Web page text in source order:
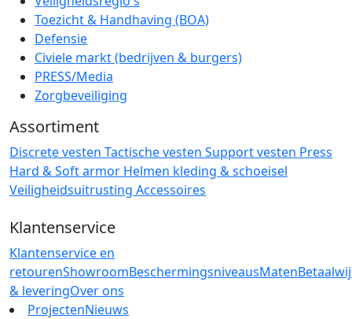
Toezicht & Handhaving (BOA)
Defensie
Civiele markt (bedrijven & burgers)
PRESS/Media
Zorgbeveiliging
Assortiment
Discrete vesten Tactische vesten Support vesten Press
Hard & Soft armor Helmen kleding & schoeisel
Veiligheidsuitrusting Accessoires
Klantenservice
Klantenservice en
retourenShowroomBeschermingsniveausMaten
& leveringOver ons
ProjectenNieuws